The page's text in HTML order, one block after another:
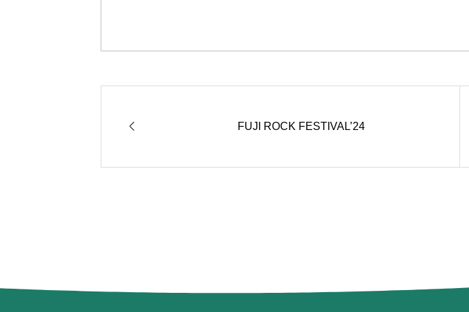
 FUJI ROCK FESTIVAL’24